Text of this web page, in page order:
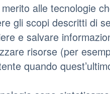
alle tecnologie
gli scopi descritti di
e salvare
risorse (per
quando